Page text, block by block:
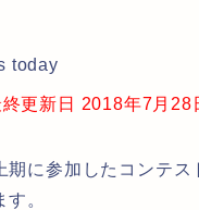
today
更新日 2018年7月28
期に参加したコンテ
。